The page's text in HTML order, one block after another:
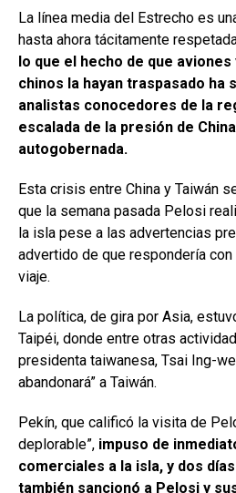
La línea media del Estrecho es
hasta ahora tácitamente
lo que el hecho de que
chinos la hayan traspasado ha
analistas conocedores de la
escalada de la presión de
autogobernada.
Esta crisis entre China y Taiwán
que la semana pasada Pelosi
la isla pese a las advertencias
advertido de que respondería
viaje.
La política, de gira por Asia,
Taipéi, donde entre otras
presidenta taiwanesa, Tsai Ing-
abandonará” a Taiwán.
Pekín, que calificó la visita de
deplorable”, impuso de
comerciales a la isla, y dos
también sancionó a Pelosi y